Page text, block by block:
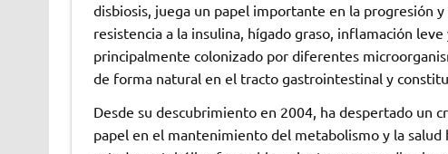
disbiosis, juega un papel importante en la progresión
resistencia a la insulina, hígado graso, inflamación
principalmente colonizado por diferentes
de forma natural en el tracto gastrointestinal y
Desde su descubrimiento en 2004, ha despertado un
papel en el mantenimiento del metabolismo y la salud